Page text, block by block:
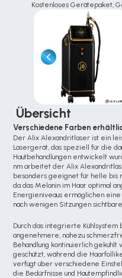
Kostenloses Gerätepaket,
Übersicht
Verschiedene Farben
Der Alix Alexandritlaser ist ein
Lasergerät, das speziell für die
Hautbehandlungen entwickelt
nm arbeitet der Alix
besonders geeignet für helle bis
da das Melanin im Haar optimal
Energieniveaus ermöglichen
nach wenigen Sitzungen
Durch das integrierte
angenehmere, nahezu
Behandlung kontinuierlich
geschützt, während die
verfügt über verschiedene
die Bedürfnisse und